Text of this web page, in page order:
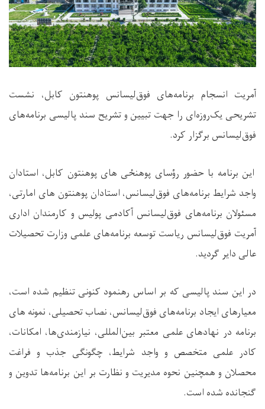
آمریت انسجام برنامه‌های فوق‌لیسانس پوهنتون کابل، نشست
تشریحی یک‌روزه‌ای را جهت تبیین و تشریح سند پالیسی برنامه‌های
فوق‌لیسانس برگزار کرد.
این برنامه با حضور رؤسای پوهنځی های پوهنتون کابل، استادان
واجد شرایط برنامه‌های فوق‌لیسانس، استادان پوهنتون های امارتی،
مسئولان برنامه‌های فوق‌لیسانس آکادمی پولیس و کارمندان اداری
آمریت فوق‌لیسانس ریاست توسعه برنامه‌های علمی وزارت تحصیلات
عالی دایر گردید.
در این سند پالیسی که بر اساس رهنمود کنونی تنظیم شده است،
معیارهای ایجاد برنامه‌های فوق‌لیسانس، نصاب تحصیلی، نمونه های
برنامه در نهادهای علمی معتبر بین‌المللی، نیازمندی‌ها، امکانات،
کادر علمی متخصص و واجد شرایط، چگونگی جذب و فراغت
محصلان و همچنین نحوه مدیریت و نظارت بر این برنامه‌ها تدوین و
گنجانده شده است.